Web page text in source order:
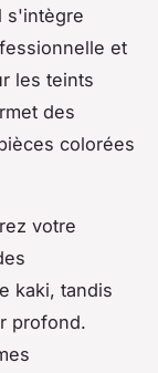
s'intègre
et
les teints
des
colorées
votre
kaki, tandis
profond.